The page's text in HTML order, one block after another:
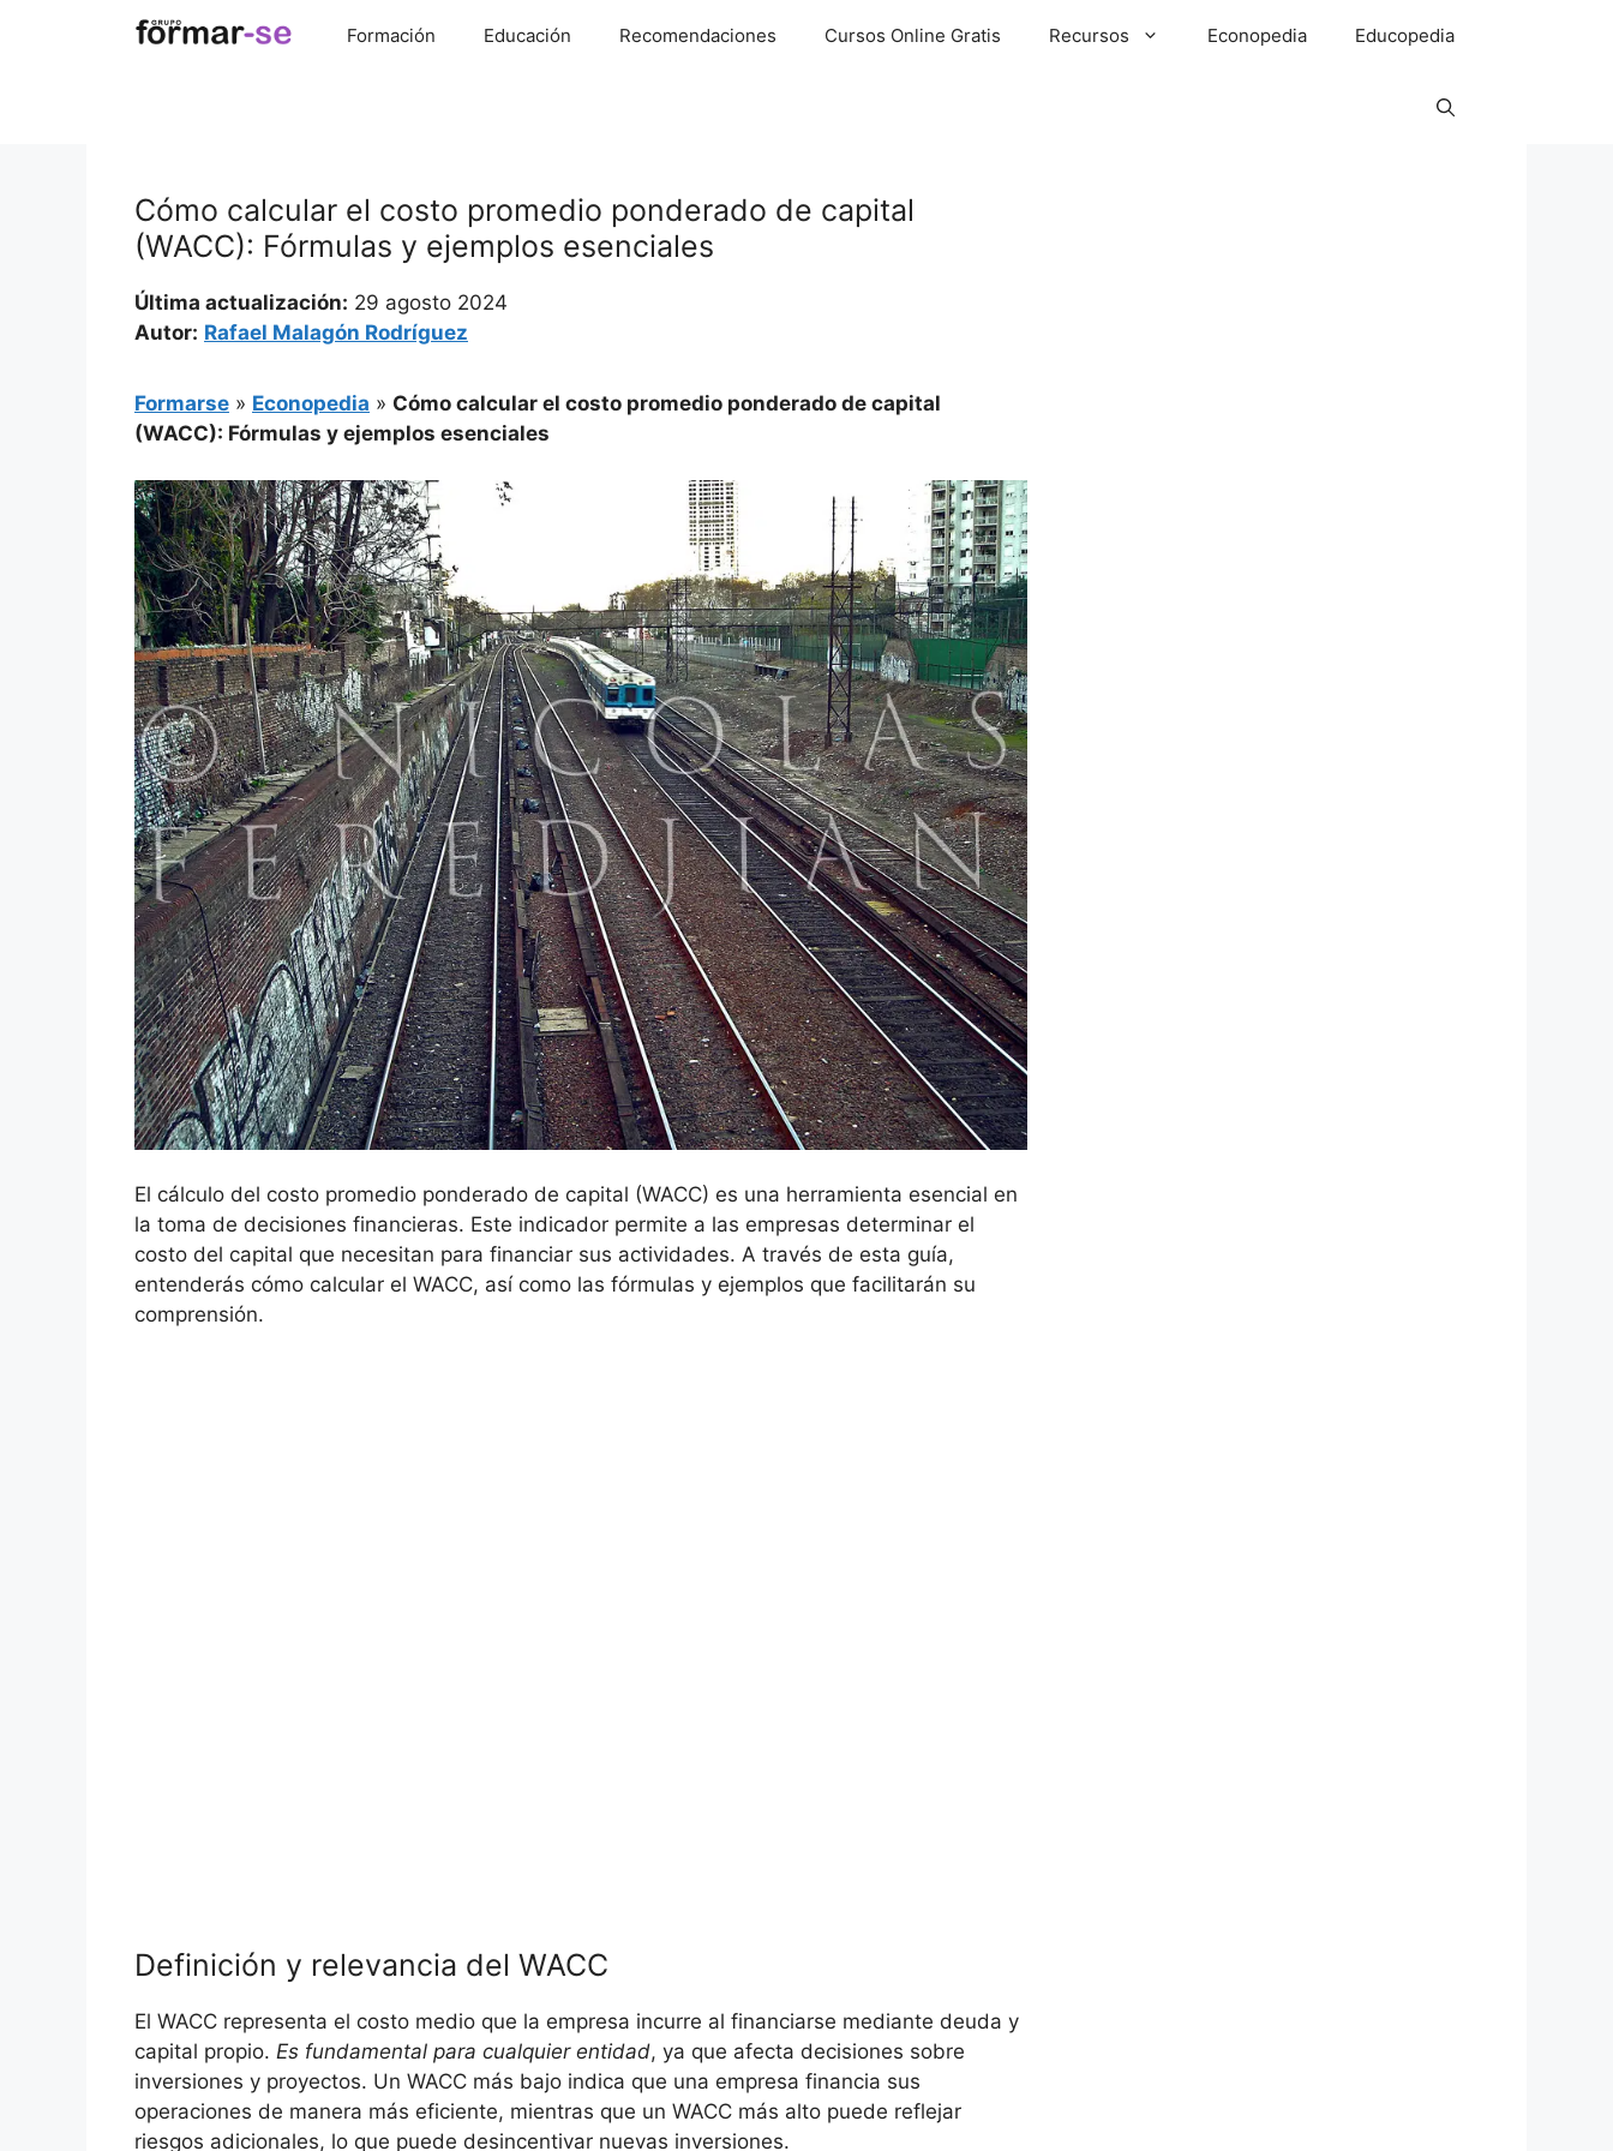
Formación Educación Recomendaciones Cursos Online Gratis Recursos Econopedia Educopedia
Cómo calcular el costo promedio ponderado de capital
(WACC): Fórmulas y ejemplos esenciales
Última actualización: 29 agosto 2024
Autor: Rafael Malagón Rodríguez
Formarse » Econopedia » Cómo calcular el costo promedio ponderado de capital
(WACC): Fórmulas y ejemplos esenciales
El ⁣cálculo del costo promedio ponderado de capital ​(WACC) es una ‍herramienta esencial en
la‍ toma de decisiones financieras. Este indicador ​permite‍ a las empresas determinar el
costo del ⁤capital que ⁣necesitan para financiar sus⁣ actividades. A través de esta guía,
⁢entenderás‍ cómo calcular el WACC, así como las fórmulas ⁣y ejemplos que facilitarán su
comprensión.
Definición y relevancia del⁢ WACC
El WACC representa el costo medio que la empresa incurre al financiarse mediante deuda y
capital propio. Es fundamental para cualquier ⁢entidad, ya que afecta decisiones sobre
inversiones y proyectos. Un ‍WACC más bajo‌ indica que una empresa financia sus⁤
operaciones de manera más eficiente, mientras que ⁢un WACC⁣ más alto puede reflejar
riesgos adicionales, lo que puede desincentivar nuevas inversiones.